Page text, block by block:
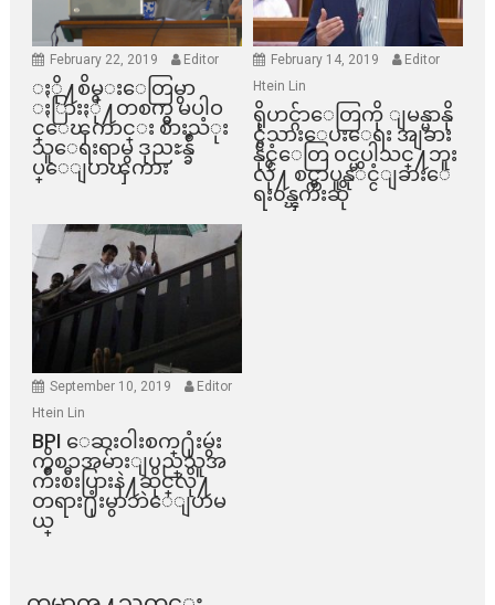
February 22, 2019 Editor
ႏို႔စိမ္းေတြမွာ
ႏြားႏို႔တစက္မွ မပါဝ
င္ေၾကာင္း စားသံုး
သူေရးရာမွ ဒုညႊန္ခ်ဳ
ပ္ေျပာၾကား
February 14, 2019
Editor
Htein Lin
ရိုဟင္ဂ်ာေတြကို ျမန္မာနို
င္ငံသားေပးေရး အျခား
နိုင္ငံေတြ ၀င္မပါသင္႔ဘူး
လို႔ စင္ကာပူနုိင္ငံျခားေ
ရး၀န္ၾကီးဆို
September 10, 2019
Editor
Htein Lin
BPI ​ေဆးဝါးစက္​႐ုံးမွဴး
ကိစၥအမ်ားျပည္​သူအ
က်ိဳးစီးပြားနဲ႔ဆိုင္​လို႔
တရား႐ုံးမွာဘဲေျပာမ
ယ္​